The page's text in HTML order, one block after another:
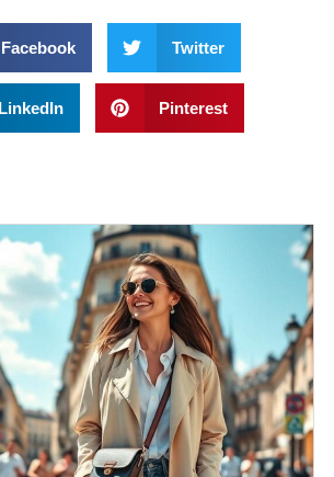
Facebook Twitter
LinkedIn Pinterest